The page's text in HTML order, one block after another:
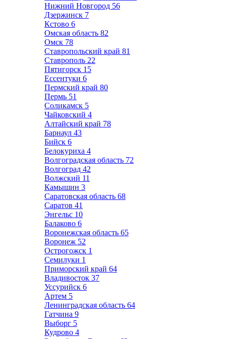
Нижний Новгород 56
Дзержинск 7
Кстово 6
Омская область 82
Омск 78
Ставропольский край 81
Ставрополь 22
Пятигорск 15
Ессентуки 6
Пермский край 80
Пермь 51
Соликамск 5
Чайковский 4
Алтайский край 78
Барнаул 43
Бийск 6
Белокуриха 4
Волгоградская область 72
Волгоград 42
Волжский 11
Камышин 3
Саратовская область 68
Саратов 41
Энгельс 10
Балаково 6
Воронежская область 65
Воронеж 52
Острогожск 1
Семилуки 1
Приморский край 64
Владивосток 37
Уссурийск 6
Артем 5
Ленинградская область 64
Гатчина 9
Выборг 5
Кудрово 4